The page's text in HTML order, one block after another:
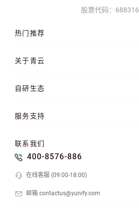
股票代码：688316
热门推荐
QKE 容器引擎
关于青云
品牌理念
自研生态
云易捷
服务支持
API 中心
联系我们
400-8576-886
在线客服 (09:00-18:00)
邮箱 contactus@yunify.com